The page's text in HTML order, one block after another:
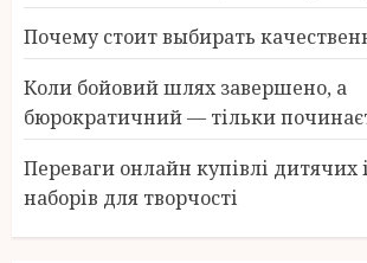
Почему стоит выбирать
Коли бойовий шлях завершено, а
бюрократичний — тільки
Переваги онлайн купівлі дитячих
наборів для творчості